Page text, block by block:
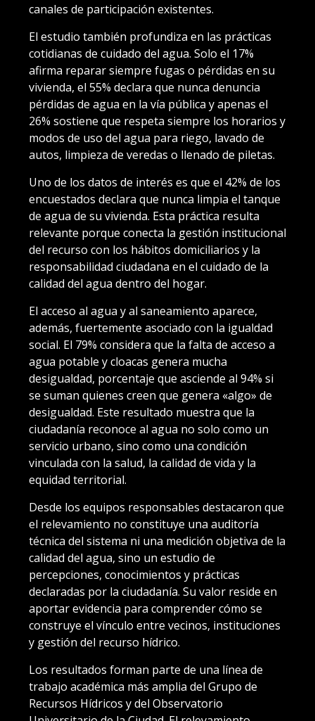
canales de participación existentes.
El estudio también profundiza en las prácticas
cotidianas de cuidado del agua. Solo el 17%
afirma reparar siempre fugas o pérdidas en su
vivienda, el 55% declara que nunca denuncia
pérdidas de agua en la vía pública y apenas el
26% sostiene que respeta siempre los horarios y
modos de uso del agua para riego, lavado de
autos, limpieza de veredas o llenado de piletas.
Uno de los datos de interés es que el 42% de los
encuestados declara que nunca limpia el tanque
de agua de su vivienda. Esta práctica resulta
relevante porque conecta la gestión institucional
del recurso con los hábitos domiciliarios y la
responsabilidad ciudadana en el cuidado de la
calidad del agua dentro del hogar.
El acceso al agua y al saneamiento aparece,
además, fuertemente asociado con la igualdad
social. El 79% considera que la falta de acceso a
agua potable y cloacas genera mucha
desigualdad, porcentaje que asciende al 94% si
se suman quienes creen que genera «algo» de
desigualdad. Este resultado muestra que la
ciudadanía reconoce al agua no solo como un
servicio urbano, sino como una condición
vinculada con la salud, la calidad de vida y la
equidad territorial.
Desde los equipos responsables destacaron que
el relevamiento no constituye una auditoría
técnica del sistema ni una medición objetiva de la
calidad del agua, sino un estudio de
percepciones, conocimientos y prácticas
declaradas por la ciudadanía. Su valor reside en
aportar evidencia para comprender cómo se
construye el vínculo entre vecinos, instituciones
y gestión del recurso hídrico.
Los resultados forman parte de una línea de
trabajo académica más amplia del Grupo de
Recursos Hídricos y del Observatorio